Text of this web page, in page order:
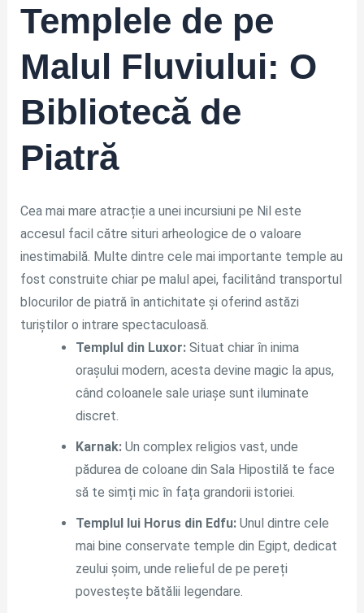
Templele de pe
Malul Fluviului: O
Bibliotecă de
Piatră
Cea mai mare atracție a unei incursiuni pe Nil este
accesul facil către situri arheologice de o valoare
inestimabilă. Multe dintre cele mai importante temple au
fost construite chiar pe malul apei, facilitând transportul
blocurilor de piatră în antichitate și oferind astăzi
turiștilor o intrare spectaculoasă.
Templul din Luxor:Situat chiar în inima
orașului modern, acesta devine magic la apus,
când coloanele sale uriașe sunt iluminate
discret.
Karnak:Un complex religios vast, unde
pădurea de coloane din Sala Hipostilă te face
să te simți mic în fața grandorii istoriei.
Templul lui Horus din Edfu:Unul dintre cele
mai bine conservate temple din Egipt, dedicat
zeului șoim, unde relieful de pe pereți
povestește bătălii legendare.